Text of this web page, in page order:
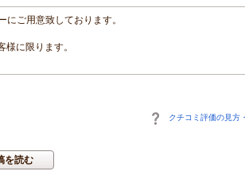
にご用意致しております。
に限ります。
クチコミ評価の見方
を読む